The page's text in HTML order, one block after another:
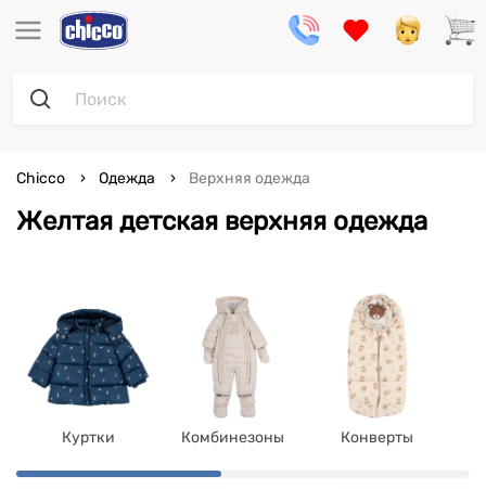
Желтая детская верхняя одежда
Chicco Одежда Верхняя одежда
Куртки Комбинезоны Конверты